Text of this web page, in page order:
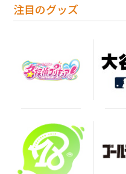
注目のグッズ